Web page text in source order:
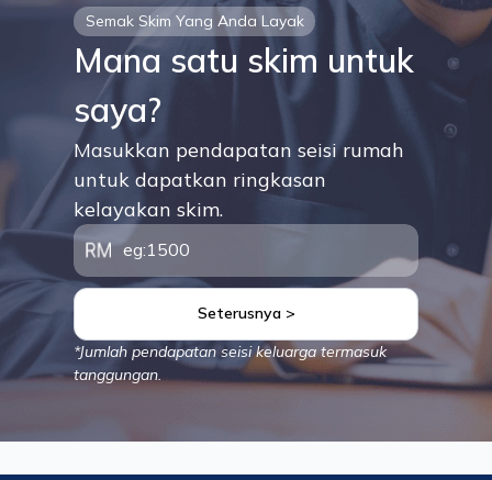
Semak Skim Yang Anda Layak
Mana satu skim untuk
saya?
Masukkan pendapatan seisi rumah
untuk dapatkan ringkasan
kelayakan skim.
Seterusnya >
*Jumlah pendapatan seisi keluarga termasuk
tanggungan.